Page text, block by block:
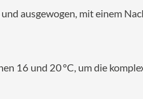
ausgewogen, mit einem
16 und 20 °C, um die